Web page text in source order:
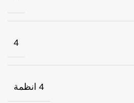
4
4 انظمة